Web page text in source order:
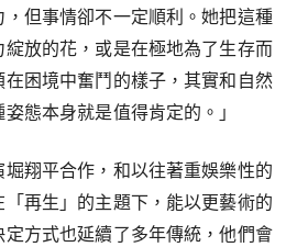
，但事情卻不一定順利。她把這種
放的花，或是在極地為了生存而
困境中奮鬥的樣子，其實和自然
態本身就是值得肯定的。」
翔平合作，和以往著重娛樂性的
再生」的主題下，能以更藝術的
方式也延續了多年傳統，他們會